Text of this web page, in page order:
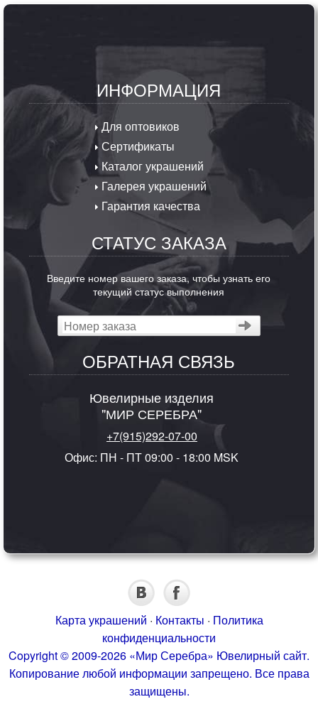
ИНФОРМАЦИЯ
Для оптовиков
Сертификаты
Каталог украшений
Галерея украшений
Гарантия качества
СТАТУС ЗАКАЗА
Введите номер вашего заказа, чтобы узнать его
текущий статус выполнения
ОБРАТНАЯ СВЯЗЬ
Ювелирные изделия
"МИР СЕРЕБРА"
+7(915)292-07-00
Офис: ПН - ПТ 09:00 - 18:00 MSK
Карта украшений · Контакты · Политика
конфиденциальности
Copyright © 2009-2026 «Мир Серебра» Ювелирный сайт.
Копирование любой информации запрещено. Все права
защищены.